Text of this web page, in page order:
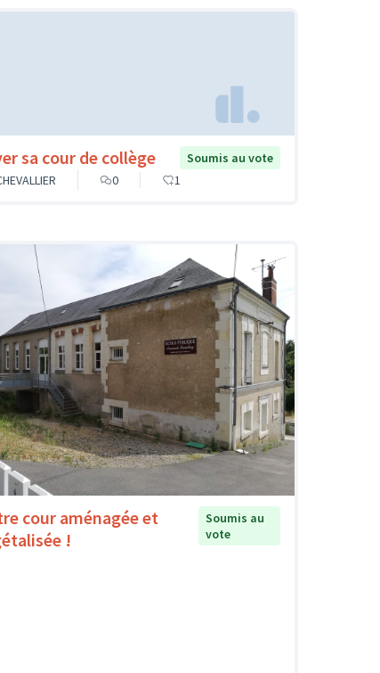
sa cour de collège
Soumis au vote
0 1
cour aménagée et
!
Soumis au
vote